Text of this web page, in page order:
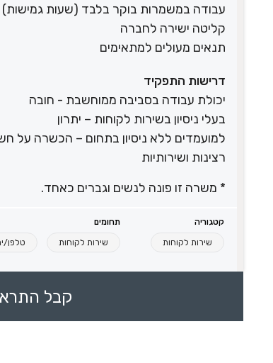
עבודה במשמרות בוקר בלבד (שעות גמישות)
קליטה ישירה לחברה
תנאים מעולים למתאימים
דרישות התפקיד
יכולת עבודה בסביבה ממוחשבת - חובה
בעלי ניסיון בשירות לקוחות – יתרון
למועמדים ללא ניסיון בתחום – הכשרה על
רצינות ושירותיות
* משרה זו פונה לנשים וגברים כאחד.
קטגוריה תחומים
שירות לקוחות שירות לקוחות טלפן/
קבל